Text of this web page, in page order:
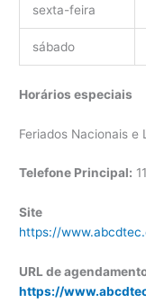
sexta-feira
sábado
Horários especiais
Feriados Nacionais e
Telefone Principal:
Site
https://
URL de
https://